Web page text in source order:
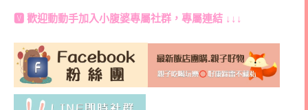
🆅 歡迎動動手加入小腹婆專屬社群 ，專屬連結 ↓↓↓